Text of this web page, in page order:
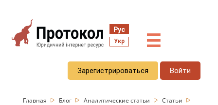
Рус
Укр ☰
Зарегистрироваться Войти
Главная Блог Аналитические статьи
Статьи